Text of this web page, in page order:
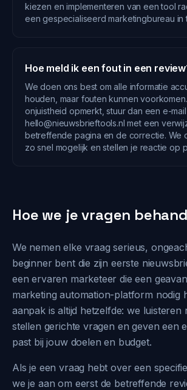
kiezen en implementeren van een tool
een gespecialiseerd marketingbureau in
Hoe meld ik een fout in een
We doen ons best om alle informatie
houden, maar fouten kunnen
onjuistheid opmerkt, stuur dan een e-
hello@nieuwsbrieftools.nl met een
betreffende pagina en de correctie. We
zo snel mogelijk en stellen je reactie op
Hoe we je vragen
We nemen elke vraag serieus,
beginner bent die zijn eerste
een ervaren marketeer die een
marketing automation-platform nodig
aanpak is altijd hetzelfde: we luisteren
stellen gerichte vragen en geven een
past bij jouw doelen en budget.
Als je een vraag hebt over een
we je aan om eerst de betreffende